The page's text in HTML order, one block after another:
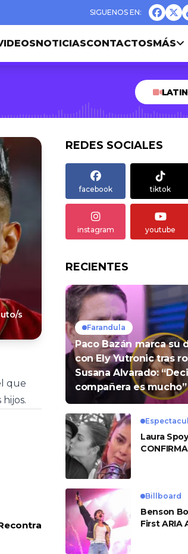
NOTICIASCONTACTOSMÁS
s
que
REDES SOCIALES
facebook tiktok
instagram youtube
RECIENTES
Farandula
Paco Bazán marca su
con Ely Yutronic tras
Susana Alvarado:
compañera es mucho”
Laura
Billboard
Benson
First ARIA